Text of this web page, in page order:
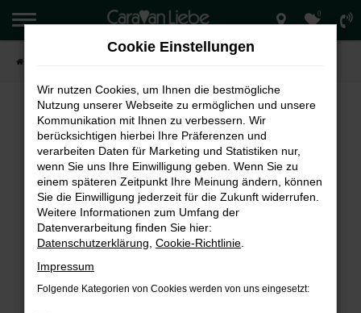
Zum
Hauptinhalt
springen
0
FEHLER: NETWORK ERROR
Beim Laden ist ein Fehler aufgetreten.
Hier sind ein paar Tipps, die dir helfen können:
Überprüfe deine Firewall und deine
Internetverbindung.
Laden andere Webseiten, zum Beispiel deine
Suchmaschine?
Prüfe deine Browsererweiterungen.
Cookie Einstellungen
Wir nutzen Cookies, um Ihnen die bestmögliche
Nutzung unserer Webseite zu ermöglichen und unsere
Kommunikation mit Ihnen zu verbessern. Wir
berücksichtigen hierbei Ihre Präferenzen und
verarbeiten Daten für Marketing und Statistiken nur,
wenn Sie uns Ihre Einwilligung geben. Wenn Sie zu
einem späteren Zeitpunkt Ihre Meinung ändern, können
Sie die Einwilligung jederzeit für die Zukunft widerrufen.
Weitere Informationen zum Umfang der
Datenverarbeitung finden Sie hier:
Datenschutzerklärung Cookie-Richtlinie
Impressum
Folgende Kategorien von Cookies werden von uns eingesetzt: